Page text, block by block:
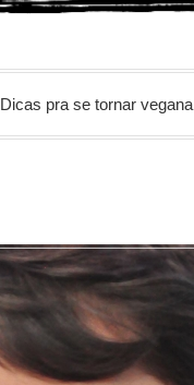
Dicas pra se tornar vegana